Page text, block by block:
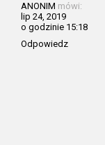
ANONIM mówi:
lip 24, 2019
o godzinie 15:18
Odpowiedz